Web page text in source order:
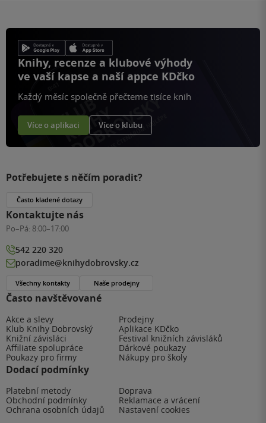
Knihy, recenze a klubové výhody
ve vaší kapse a naší appce KDčko
Každý měsíc společně přečteme tisíce knih
Více o aplikaci Více o klubu
Často navštěvované
Akce a slevy
Prodejny
Klub Knihy Dobrovský
Aplikace KDčko
Knižní závisláci
Festival knižních závisláků
Affiliate spolupráce
Dárkové poukazy
Poukazy pro firmy
Nákupy pro školy
Dodací podmínky
Platební metody
Doprava
Obchodní podmínky
Reklamace a vrácení
Ochrana osobních údajů
Nastavení cookies
Potřebujete s něčím poradit?
Často kladené dotazy
Kontaktujte nás
Po–Pá: 8:00–17:00
542 220 320
poradime@knihydobrovsky.cz
Všechny kontakty Naše prodejny